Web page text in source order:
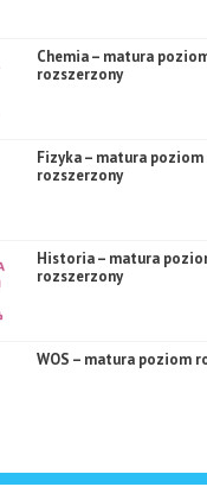
Chemia – matura
rozszerzony
Fizyka – matura poziom
rozszerzony
Historia – matura
rozszerzony
WOS – matura poziom